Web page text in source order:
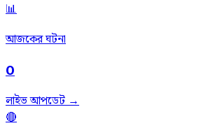
📊
আজকের ঘটনা
0
লাইভ আপডেট →
🔴